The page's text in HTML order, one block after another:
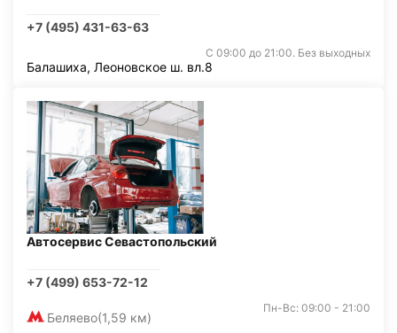
+7 (495) 431-63-63
С 09:00 до 21:00. Без выходных
Балашиха, Леоновское ш. вл.8
Автосервис Севастопольский
+7 (499) 653-72-12
Беляево(1,59 км)
Пн-Вс: 09:00 - 21:00